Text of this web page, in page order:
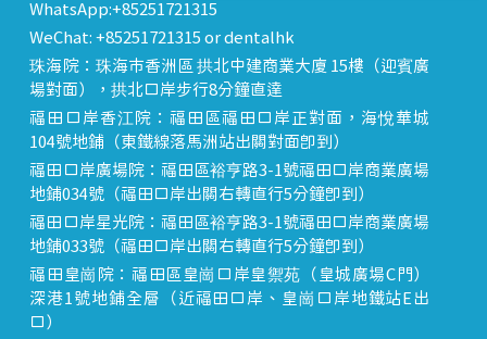
WhatsApp:+85251721315
WeChat: +85251721315 or dentalhk
珠海院：珠海市香洲區 拱北中建商業大廈 15樓（迎賓廣
場對面），拱北口岸步行8分鐘直達
福田口岸香江院：福田區福田口岸正對面，海悅華城
104號地鋪（東鐵線落馬洲站出關對面即到）
福田口岸廣場院：福田區裕亨路3-1號福田口岸商業廣場
地鋪034號（福田口岸出關右轉直行5分鐘即到）
福田口岸星光院：福田區裕亨路3-1號福田口岸商業廣場
地鋪033號（福田口岸出關右轉直行5分鐘即到）
福田皇崗院：福田區皇崗口岸皇禦苑（皇城廣場C門）
深港1號地鋪全層（近福田口岸、皇崗口岸地鐵站E出
口）